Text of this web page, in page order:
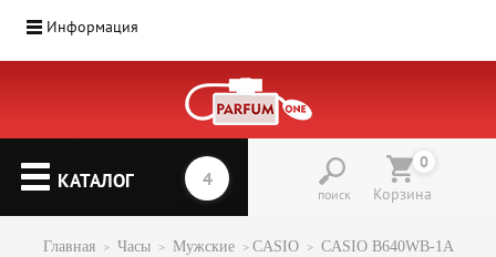
Информация
▼
КАТАЛОГ
поиск
0
Корзина
Главная Часы Мужские CASIO CASIO B640WB-1A